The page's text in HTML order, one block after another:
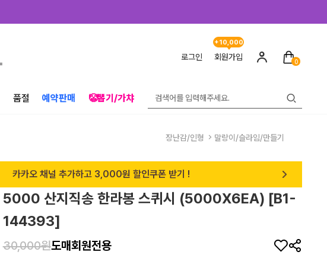
로그인 회원가입
+10,000
0
품절 예약판매 🤡뽑기/가챠
장난감/인형 말랑이/슬라임/만들기
카카오 채널 추가하고 3,000원 할인쿠폰 받기 !
5000 산지직송 한라봉 스퀴시 (5000X6EA) [B1-
144393]
30,000원도매회원전용